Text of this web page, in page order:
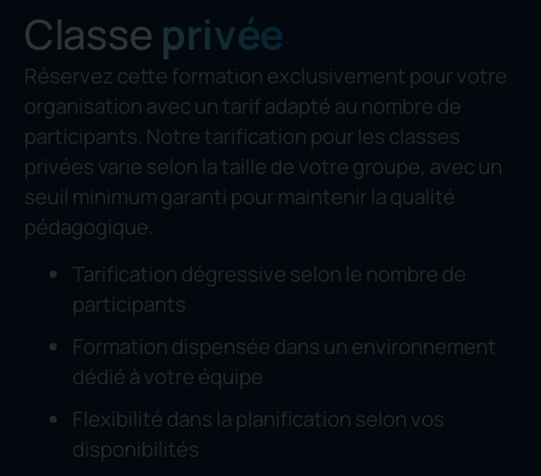
Classeprivée
Réservez cette formation exclusivement pour votre
organisation avec un tarif adapté au nombre de
participants. Notre tarification pour les classes
privées varie selon la taille de votre groupe, avec un
seuil minimum garanti pour maintenir la qualité
pédagogique.
Tarification dégressive selon le nombre de
participants
Formation dispensée dans un environnement
dédié à votre équipe
Flexibilité dans la planification selon vos
disponibilités